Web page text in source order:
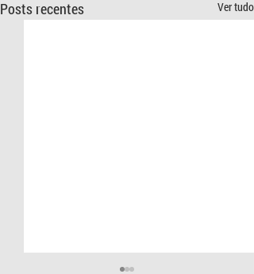
Posts recentes Ver tudo